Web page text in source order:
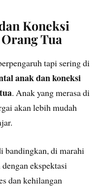
Koneksi
Tua
tapi sering di
anak dan koneksi
. Anak yang merasa di
akan lebih mudah
bandingkan, di marahi
ekspektasi
dan kehilangan